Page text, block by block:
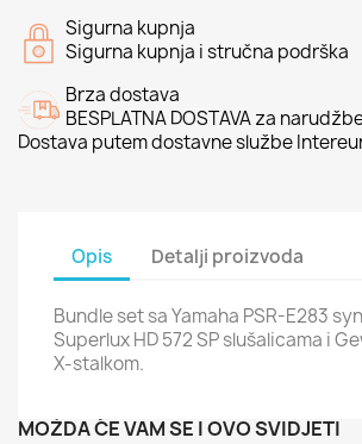
Sigurna kupnja
Sigurna kupnja i stručna podrška
Brza dostava
BESPLATNA DOSTAVA za
Dostava putem dostavne službe
Opis Detalji proizvoda
Bundle set sa Yamaha PSR-E283
Superlux HD 572 SP slušalicama i
X-stalkom.
MOŽDA ĆE VAM SE I OVO SVIDJETI